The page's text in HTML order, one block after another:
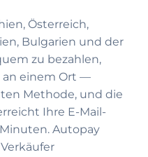
Österreich,
Bulgarien und der
zu bezahlen,
an einem Ort —
Methode, und die
Ihre E-Mail-
Autopay